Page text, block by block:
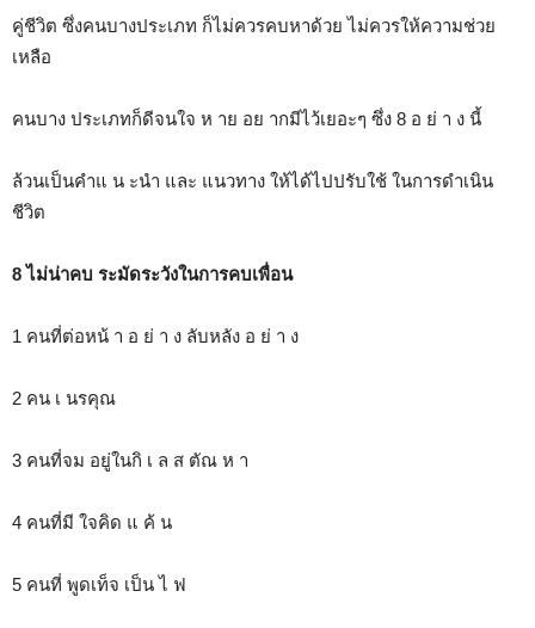
คู่ชีวิต ซึ่งคนบางประเภท ก็ไม่ควรคบหาด้วย ไม่ควรให้ความช่วย
เหลือ
คนบาง ประเภทก็ดีจนใจ ห าย อย ากมีไว้เยอะๆ ซึ่ง 8 อ ย่ า ง นี้
ล้วนเป็นคำแ น ะนำ และ แนวทาง ให้ได้ไปปรับใช้ ในการดำเนิน
ชีวิต
8 ไม่น่าคบ ระมัดระวังในการคบเพื่อน
1 คนที่ต่อหน้ า อ ย่ า ง ลับหลัง อ ย่ า ง
2 คน เ นรคุณ
3 คนที่จม อยู่ในกิ เ ล ส ตัณ ห า
4 คนที่มี ใจคิด แ ค้ น
5 คนที่ พูดเท็จ เป็น ไ ฟ